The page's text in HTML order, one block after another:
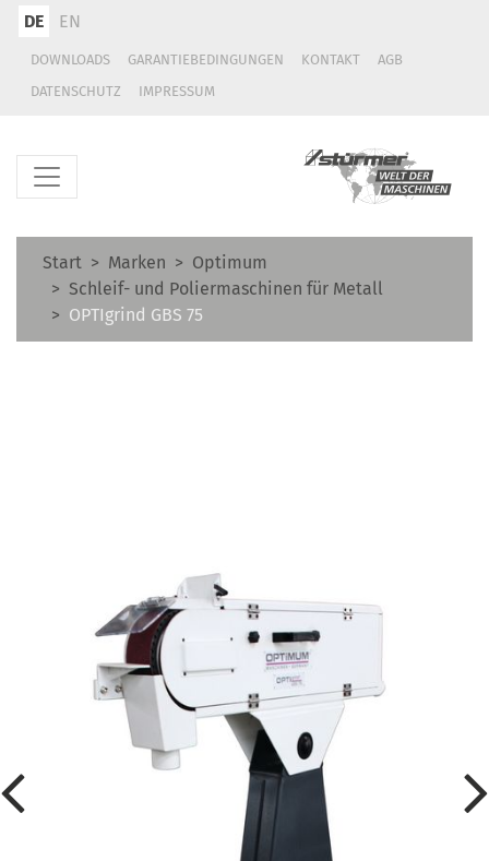
DE EN
DOWNLOADS GARANTIEBEDINGUNGEN KONTAKT
AGB
DATENSCHUTZ
IMPRESSUM
Start Marken
Optimum
Schleif- und Poliermaschinen für Metall
OPTIgrind GBS 75